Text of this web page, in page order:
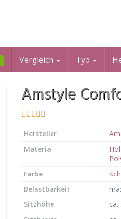
Vergleich Typ
Amstyle
Hersteller
Material
Farbe
Belastbarkeit
Sitzhöhe
ca.